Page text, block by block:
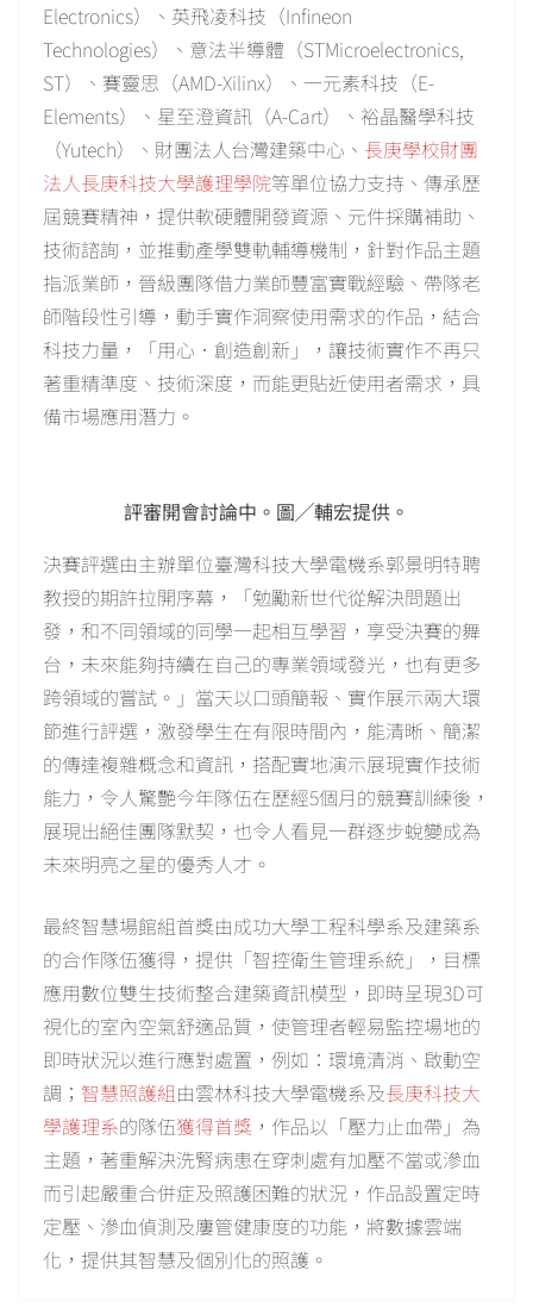
Electronics）、英飛凌科技（Infineon
Technologies）、意法半導體（STMicroelectronics,
ST）、賽靈思（AMD-Xilinx）、一元素科技（E-
Elements）、星至澄資訊（A-Cart）、裕晶醫學科技
（Yutech）、財團法人台灣建築中心、 長庚學校財團
法人長庚科技大學護理學院等單位協力支持、傳承歷
屆競賽精神，提供軟硬體開發資源、元件採購補助、
技術諮詢，並推動產學雙軌輔導機制，針對作品主題
指派業師，晉級團隊借力業師豐富實戰經驗、帶隊老
師階段性引導，動手實作洞察使用需求的作品，結合
科技力量，「用心．創造創新」，讓技術實作不再只
著重精準度、技術深度，而能更貼近使用者需求，具
備市場應用潛力。
評審開會討論中。圖╱輔宏提供。
決賽評選由主辦單位臺灣科技大學電機系郭景明特聘
教授的期許拉開序幕，「勉勵新世代從解決問題出
發，和不同領域的同學一起相互學習，享受決賽的舞
台，未來能夠持續在自己的專業領域發光，也有更多
跨領域的嘗試。」當天以口頭簡報、實作展示兩大環
節進行評選，激發學生在有限時間內，能清晰、簡潔
的傳達複雜概念和資訊，搭配實地演示展現實作技術
能力，令人驚艷今年隊伍在歷經5個月的競賽訓練後，
展現出絕佳團隊默契，也令人看見一群逐步蛻變成為
未來明亮之星的優秀人才。
最終智慧場館組首獎由成功大學工程科學系及建築系
的合作隊伍獲得，提供「智控衛生管理系統」，目標
應用數位雙生技術整合建築資訊模型，即時呈現3D可
視化的室內空氣舒適品質，使管理者輕易監控場地的
即時狀況以進行應對處置，例如：環境清消、啟動空
調； 智慧照護組由雲林科技大學電機系及長庚科技大
學護理系的隊伍獲得首獎 ，作品以「壓力止血帶」為
主題，著重解決洗腎病患在穿刺處有加壓不當或滲血
而引起嚴重合併症及照護困難的狀況，作品設置定時
定壓、滲血偵測及廔管健康度的功能，將數據雲端
化，提供其智慧及個別化的照護。